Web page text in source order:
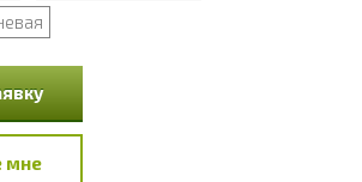
мне